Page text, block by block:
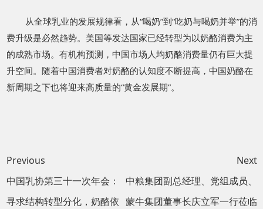
从全球乳业的发展规律看，从“喝奶”到“吃奶与喝奶并举”的消
费升级是必然趋势。美国等发达国家已经转型为以奶酪消费为主
的成熟市场。有机构预测，中国市场人均奶酪消费量仍有巨大提
升空间。随着中国消费者对奶酪的认知度不断提高，中国奶酪在
新周期之下也将迎来高质量的“黄金发展期”。
Previous
中国乳协第三十一次年会：
寻求结构转型分化，奶酪依
Next
中粮集团副总经理、党组成员、
蒙牛集团董事长庆立军一行莅临